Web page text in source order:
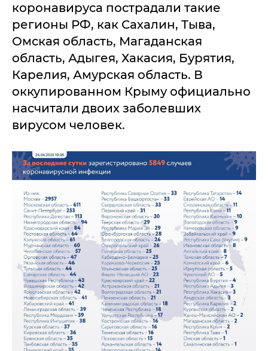
коронавируса пострадали такие
регионы РФ, как Сахалин, Тыва,
Омская область, Магаданская
область, Адыгея, Хакасия, Бурятия,
Карелия, Амурская область. В
оккупированном Крыму официально
насчитали двоих заболевших
вирусом человек.